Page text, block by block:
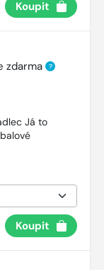
Koupit
zdarma ?
Já to
Koupit